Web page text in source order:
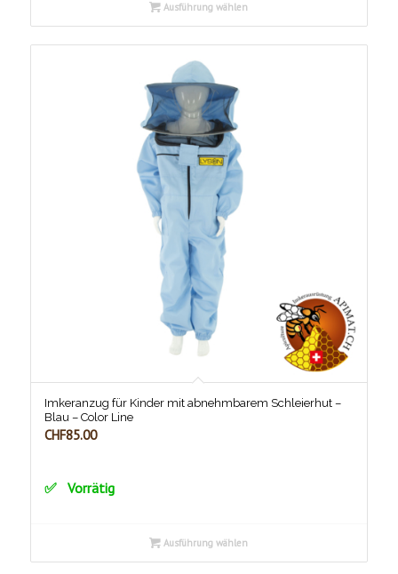
Ausführung wählen
Imkeranzug für Kinder mit abnehmbarem Schleierhut –
Blau – Color Line
CHF85.00
Vorrätig
Ausführung wählen